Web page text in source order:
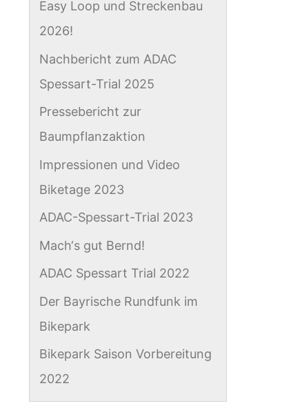
:
Easy Loop und Streckenbau
2026!
Nachbericht zum ADAC
Spessart-Trial 2025
Pressebericht zur
Baumpflanzaktion
Impressionen und Video
Biketage 2023
ADAC-Spessart-Trial 2023
Mach‘s gut Bernd!
ADAC Spessart Trial 2022
Der Bayrische Rundfunk im
Bikepark
Bikepark Saison Vorbereitung
2022